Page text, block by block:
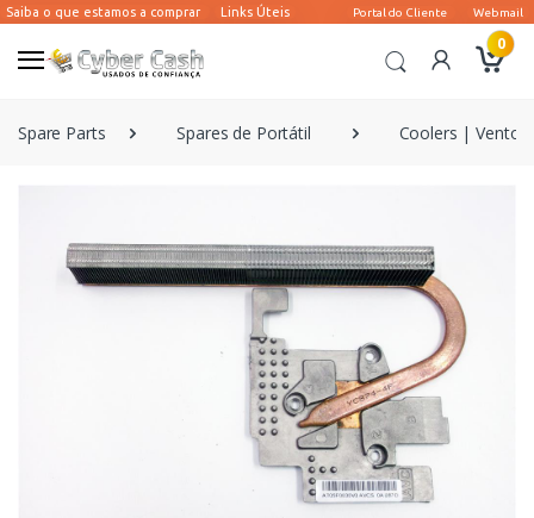
0
Spare Parts Spares de Portátil Coolers |